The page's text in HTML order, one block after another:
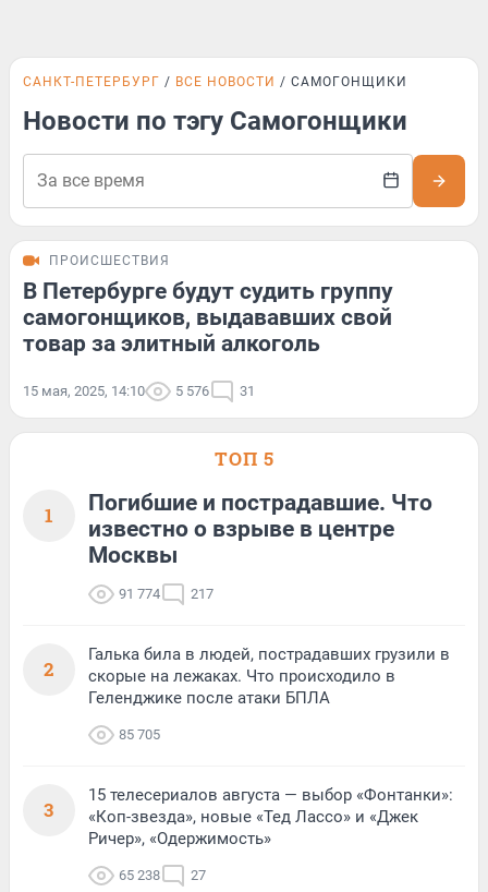
САНКТ-ПЕТЕРБУРГ ВСЕ НОВОСТИ САМОГОНЩИКИ
Новости по тэгу Самогонщики
ПРОИСШЕСТВИЯ
В Петербурге будут судить группу
самогонщиков, выдававших свой
товар за элитный алкоголь
15 мая, 2025, 14:10 5 576 31
ТОП 5
1
Погибшие и пострадавшие. Что
известно о взрыве в центре
Москвы
91 774 217
2
Галька била в людей, пострадавших грузили в
скорые на лежаках. Что происходило в
Геленджике после атаки БПЛА
85 705
3
15 телесериалов августа — выбор «Фонтанки»:
«Коп-звезда», новые «Тед Лассо» и «Джек
Ричер», «Одержимость»
65 238 27